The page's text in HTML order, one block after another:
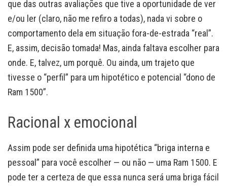
que das outras avaliações que tive a oportunidade de ver
e/ou ler (claro, não me refiro a todas), nada vi sobre o
comportamento dela em situação fora-de-estrada “real”.
E, assim, decisão tomada! Mas, ainda faltava escolher para
onde. E, talvez, um porquê. Ou ainda, um trajeto que
tivesse o “perfil” para um hipotético e potencial “dono de
Ram 1500”.
Racional x emocional
Assim pode ser definida uma hipotética “briga interna e
pessoal” para você escolher — ou não — uma Ram 1500. E
pode ter a certeza de que essa nunca será uma briga fácil